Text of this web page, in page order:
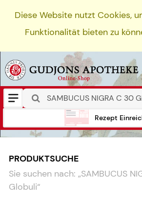
Diese Website nutzt Cookies,
Funktionalität bieten zu
Rezept
PRODUKTSUCHE
Sie suchen nach: „SAMBUCUS
Globuli“